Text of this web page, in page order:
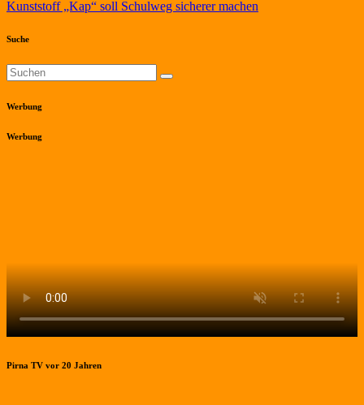
Kunststoff „Kap“ soll Schulweg sicherer machen
Suche
Werbung
Werbung
Pirna TV vor 20 Jahren